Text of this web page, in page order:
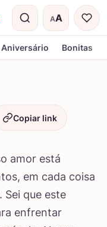
AA
Tamanho do
Aniversário Bonitas
Copiar link
amor está
em cada coisa
Sei que este
enfrentar